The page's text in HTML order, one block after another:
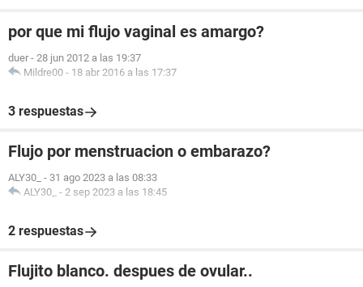
por que mi flujo vaginal es amargo?
duer - 28 jun 2012 a las 19:37
Mildre00 - 18 abr 2016 a las 17:37
3 respuestas
Flujo por menstruacion o embarazo?
ALY30_ - 31 ago 2023 a las 08:33
ALY30_ - 2 sep 2023 a las 18:45
2 respuestas
Flujito blanco. despues de ovular..